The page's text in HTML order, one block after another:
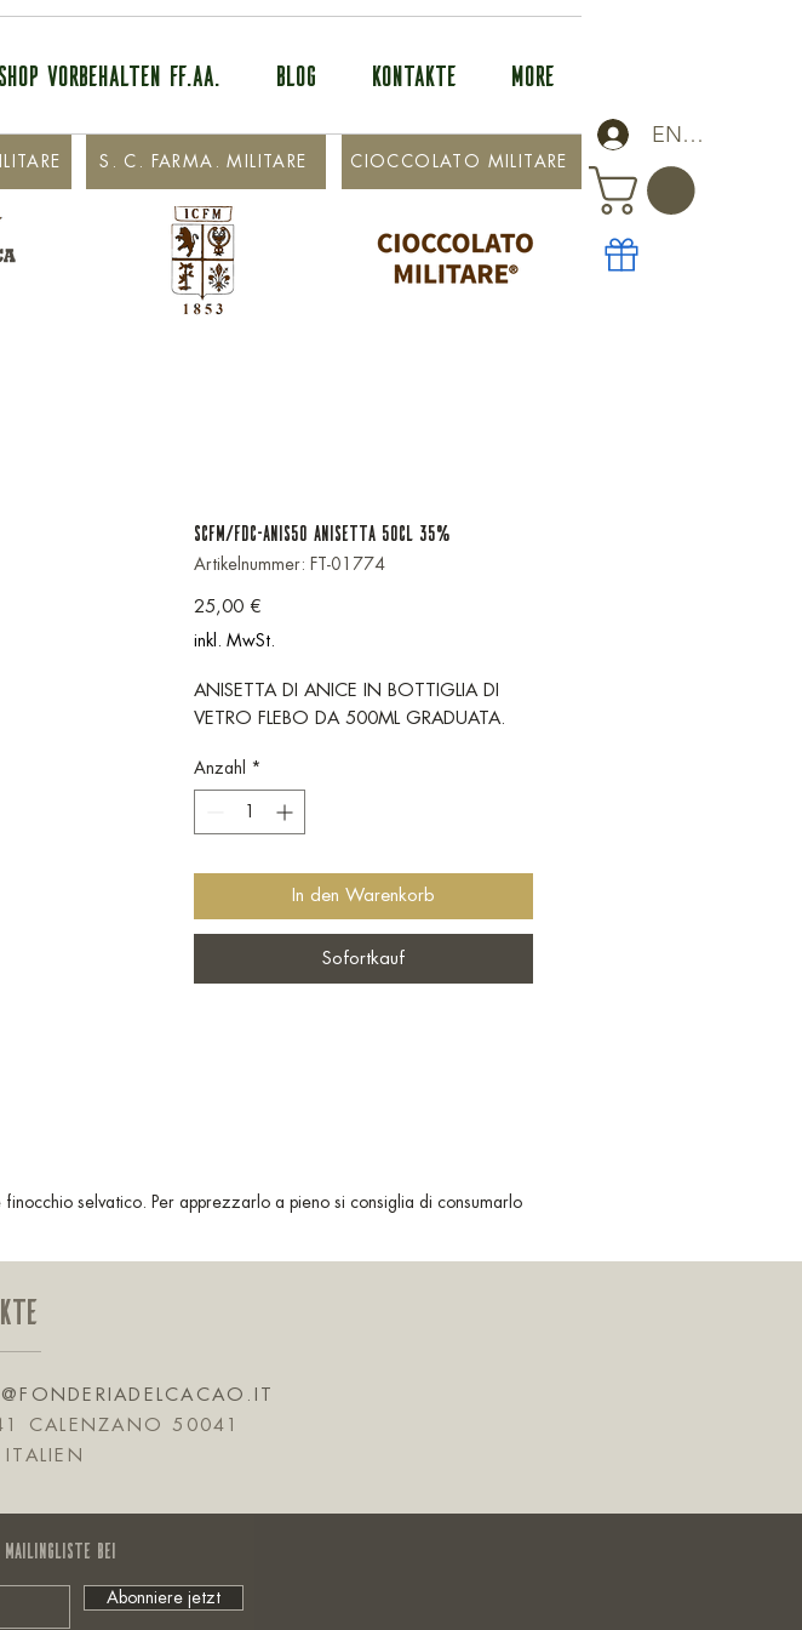
SHOP VORBEHALTEN FF.AA. BLOG KONTAKTE More
CIOCCOLATO MILITARE
S. C. FARMA. MILITARE
ENTRA
SCFM/FDC-ANIS50 ANISETTA 50cl 35%
Artikelnummer: FT-01774
25,00 €
inkl. MwSt.
ANISETTA DI ANICE IN BOTTIGLIA DI
VETRO FLEBO DA 500ML GRADUATA.
Anzahl *
In den Warenkorb
Sofortkauf
selvatico. Per apprezzarlo a pieno si consiglia di consumarlo
CALENZANO 50041
bei
Abonniere jetzt